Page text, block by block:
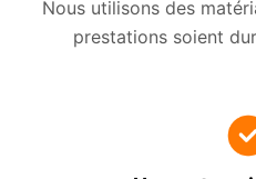
Nous utilisons des
prestations soient